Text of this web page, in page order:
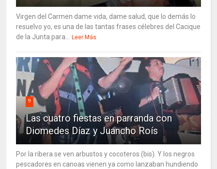
Virgen del Carmen dame vida, dame salud, que lo demás lo
resuelvo yo, es una de las tantas frases célebres del Cacique
de la Junta para...
Leer Más
9
Las cuatro fiestas en parranda con
Diomedes Díaz y Juancho Roís
Por la ribera se ven arbustos y cocoteros (bis). Y los negros
pescadores en canoas vienen ya como lanzaban hundiendo